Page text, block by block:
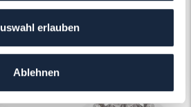
erlauben
Ablehnen